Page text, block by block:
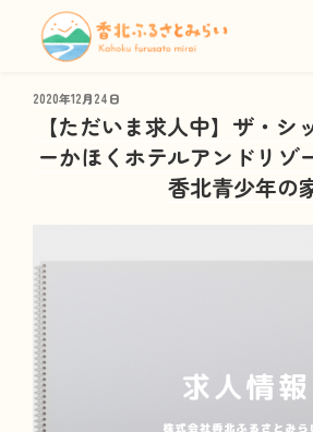
タグ:調理員
投
2020年12月24日
【ただいま求人中】ザ・シ
ーかほくホテルアンドリゾ
香北青少年の